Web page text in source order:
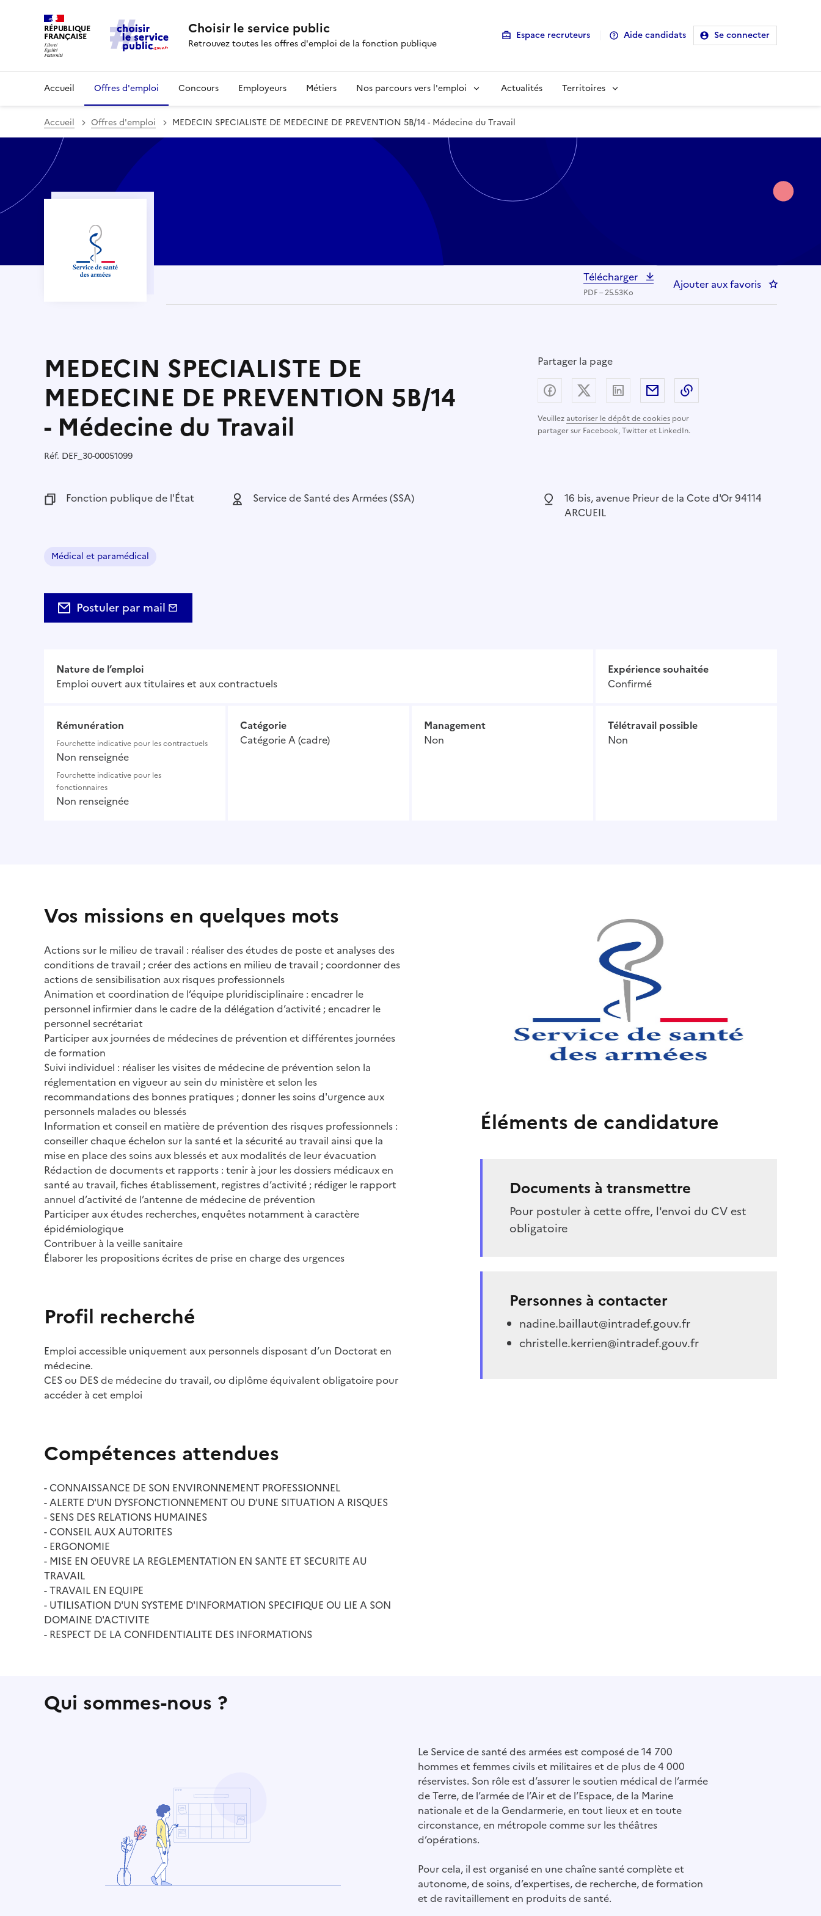
RÉPUBLIQUE
FRANÇAISE Choisir le service public
Retrouvez toutes les offres d'emploi de la fonction publique
Espace recruteurs Aide candidats Se connecter
Accueil Offres d'emploi Concours Employeurs Métiers Nos parcours vers l'emploi Actualités Territoires
Accueil Offres d'emploi MEDECIN SPECIALISTE DE MEDECINE DE PREVENTION 5B/14 - Médecine du Travail
Télécharger
PDF – 25.53Ko
Ajouter aux favoris :
MEDECIN SPECIALISTE DE
MEDECINE DE PREVENTION 5B/14
- Médecine du Travail
Partager la page
Veuillezautoriser le dépôt de cookies pour
partager sur Facebook, Twitter et LinkedIn.
Partager sur Facebook
Partager sur X (anciennement Twitter) -
Partager sur LinkedIn
Partager par email
Réf. Référence :
DEF_30-00051099
Fonction publique :
Fonction publique de l'État Employeur :
Service de Santé des Armées (SSA) Localisation :
16 bis, avenue Prieur de la Cote d'Or 94114
ARCUEIL
Médical et paramédical
Postuler par mail
Nature de l’emploi
Emploi ouvert aux titulaires et aux contractuels
Expérience souhaitée
Confirmé
Rémunération
Fourchette indicative pour les contractuels
Non renseignée
Fourchette indicative pour les
fonctionnaires
Non renseignée
Catégorie
Catégorie A (cadre)
Management
Non
Télétravail possible
Non
Vos missions en quelques mots
Actions sur le milieu de travail : réaliser des études de poste et analyses des
conditions de travail ; créer des actions en milieu de travail ; coordonner des
actions de sensibilisation aux risques professionnels
Animation et coordination de l’équipe pluridisciplinaire : encadrer le
personnel infirmier dans le cadre de la délégation d’activité ; encadrer le
personnel secrétariat
Participer aux journées de médecines de prévention et différentes journées
de formation
Suivi individuel : réaliser les visites de médecine de prévention selon la
réglementation en vigueur au sein du ministère et selon les
recommandations des bonnes pratiques ; donner les soins d'urgence aux
personnels malades ou blessés
Information et conseil en matière de prévention des risques professionnels :
conseiller chaque échelon sur la santé et la sécurité au travail ainsi que la
mise en place des soins aux blessés et aux modalités de leur évacuation
Rédaction de documents et rapports : tenir à jour les dossiers médicaux en
santé au travail, fiches établissement, registres d’activité ; rédiger le rapport
annuel d’activité de l’antenne de médecine de prévention
Participer aux études recherches, enquêtes notamment à caractère
épidémiologique
Contribuer à la veille sanitaire
Élaborer les propositions écrites de prise en charge des urgences
Profil recherché
Emploi accessible uniquement aux personnels disposant d’un Doctorat en
médecine.
CES ou DES de médecine du travail, ou diplôme équivalent obligatoire pour
accéder à cet emploi
Compétences attendues
- CONNAISSANCE DE SON ENVIRONNEMENT PROFESSIONNEL
- ALERTE D'UN DYSFONCTIONNEMENT OU D'UNE SITUATION A RISQUES
- SENS DES RELATIONS HUMAINES
- CONSEIL AUX AUTORITES
- ERGONOMIE
- MISE EN OEUVRE LA REGLEMENTATION EN SANTE ET SECURITE AU
TRAVAIL
- TRAVAIL EN EQUIPE
- UTILISATION D'UN SYSTEME D'INFORMATION SPECIFIQUE OU LIE A SON
DOMAINE D'ACTIVITE
- RESPECT DE LA CONFIDENTIALITE DES INFORMATIONS
Éléments de candidature
Documents à transmettre
Pour postuler à cette offre, l'envoi du CV est
obligatoire
Personnes à contacter
nadine.baillaut@intradef.gouv.fr
christelle.kerrien@intradef.gouv.fr
Qui sommes-nous ?
Le Service de santé des armées est composé de 14 700
hommes et femmes civils et militaires et de plus de 4 000
réservistes. Son rôle est d’assurer le soutien médical de l’armée
de Terre, de l’armée de l’Air et de l’Espace, de la Marine
nationale et de la Gendarmerie, en tout lieux et en toute
circonstance, en métropole comme sur les théâtres
d’opérations.
Pour cela, il est organisé en une chaîne santé complète et
autonome, de soins, d’expertises, de recherche, de formation
et de ravitaillement en produits de santé.